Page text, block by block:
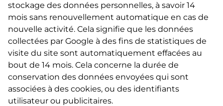
stockage des données personnelles, à savoir 14
mois sans renouvellement automatique en cas de
nouvelle activité. Cela signifie que les données
collectées par Google à des fins de statistiques de
visite du site sont automatiquement effacées au
bout de 14 mois. Cela concerne la durée de
conservation des données envoyées qui sont
associées à des cookies, ou des identifiants
utilisateur ou publicitaires.